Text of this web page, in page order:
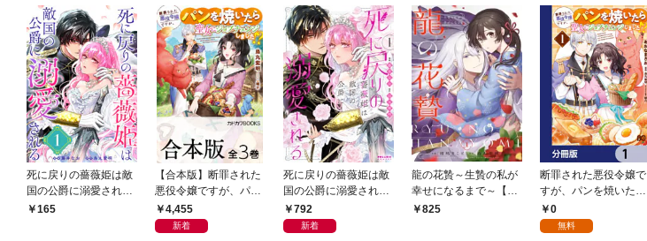
死に戻りの薔薇姫は敵
国の公爵に溺愛される
（単話版）第1話
165
【合本版】断罪された
悪役令嬢ですが、パン
を焼いたら聖女にジョ
ブチェンジしまし
4,455
新着
死に戻りの薔薇姫は敵
国の公爵に溺愛される
（１）
792
新着
龍の花贄～生贄の私が
幸せになるまで～【描
き下ろしおまけ付き特
825
断罪された悪役令嬢で
すが、パンを焼いたら
聖女にジョブチェンジ
しました！？【分冊
0
無料